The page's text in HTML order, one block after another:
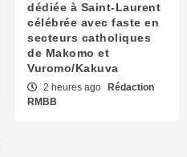
dédiée à Saint-Laurent
célébrée avec faste en
secteurs catholiques
de Makomo et
Vuromo/Kakuva
2 heures ago
Rédaction
RMBB